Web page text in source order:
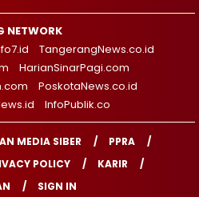
NETWORK
TangerangNews.co.id
HarianSinarPagi.com
PoskotaNews.co.id
InfoPublik.co
MEDIA SIBER
PPRA
POLICY
KARIR
SIGN IN